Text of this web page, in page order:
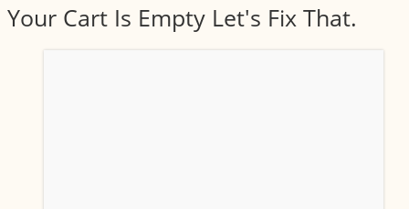
Your Cart Is Empty Let's Fix That.